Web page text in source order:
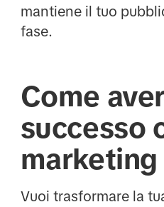
mantiene il tuo
fase.
Come
successo
Vuoi trasformare la